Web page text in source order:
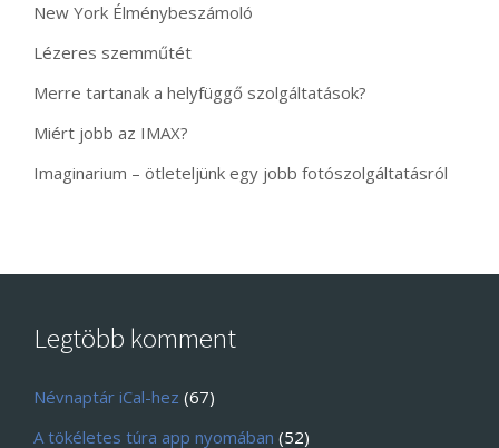
New York Élménybeszámoló
Lézeres szemműtét
Merre tartanak a helyfüggő szolgáltatások?
Miért jobb az IMAX?
Imaginarium – ötleteljünk egy jobb fotószolgáltatásról
Legtöbb komment
Névnaptár iCal-hez (67)
A tökéletes túra app nyomában (52)